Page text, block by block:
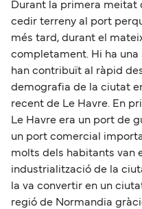
Durant la primera meitat
cedir terreny al port
més tard, durant el
completament. Hi ha una
han contribuït al ràpid
demografia de la ciutat
recent de Le Havre. En
Le Havre era un port de
un port comercial
molts dels habitants van
industrialització de la
la va convertir en un
regió de Normandia